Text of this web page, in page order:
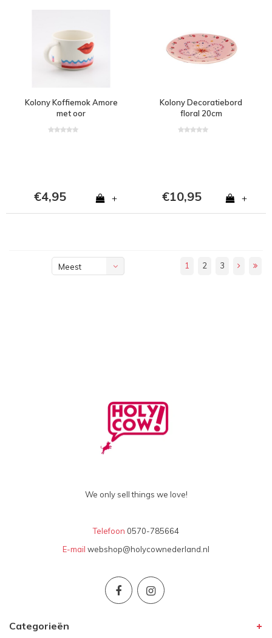
Kolony Koffiemok Amore
met oor
€4,95 +
Kolony Decoratiebord
floral 20cm
€10,95 +
Meest
1 2 3
We only sell things we love!
Telefoon 0570-785664
E-mail webshop@holycownederland.nl
Categorieën